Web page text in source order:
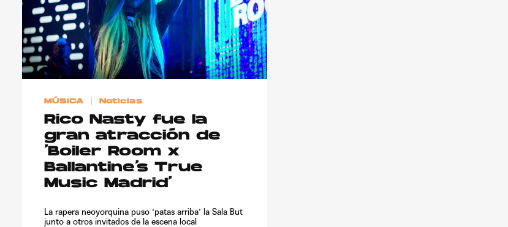
MÚSICA Noticias
Rico Nasty fue la
gran atracción de
‘Boiler Room x
Ballantine’s True
Music Madrid’
La rapera neoyorquina puso 'patas arriba' la Sala But
junto a otros invitados de la escena local